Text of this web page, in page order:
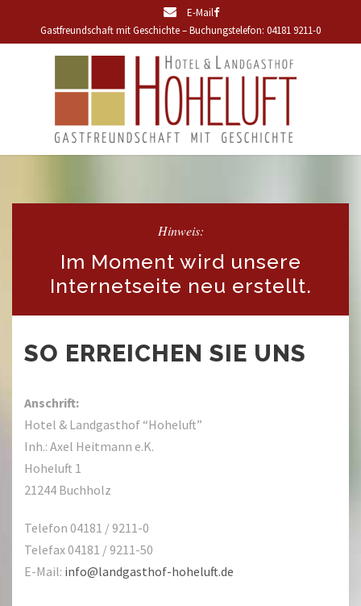
E-Mail
Gastfreundschaft mit Geschichte – Buchungstelefon: 04181 9211-0
Hinweis:
Im Moment wird unsere
Internetseite neu erstellt.
SO ERREICHEN SIE UNS
Anschrift:
Hotel & Landgasthof “Hoheluft”
Inh.: Axel Heitmann e.K.
Hoheluft 1
21244 Buchholz
Telefon 04181 / 9211-0
Telefax 04181 / 9211-50
E-Mail: info@landgasthof-hoheluft.de